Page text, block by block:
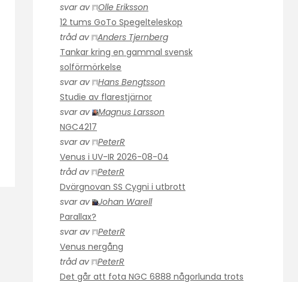
svar av
Olle Eriksson
12 tums GoTo Spegelteleskop
tråd av
Anders Tjernberg
Tankar kring en gammal svensk
solförmörkelse
svar av
Hans Bengtsson
Studie av flarestjärnor
svar av
Magnus Larsson
NGC4217
svar av
PeterR
Venus i UV-IR 2026-08-04
tråd av
PeterR
Dvärgnovan SS Cygni i utbrott
svar av
Johan Warell
Parallax?
svar av
PeterR
Venus nergång
tråd av
PeterR
Det går att fota NGC 6888 någorlunda trots